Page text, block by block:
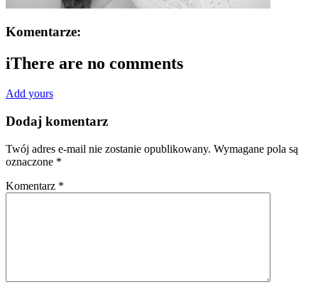
Komentarze:
iThere are no comments
Add yours
Dodaj komentarz
Twój adres e-mail nie zostanie opublikowany. Wymagane pola są
oznaczone *
Komentarz *